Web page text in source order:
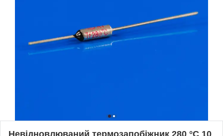
Невідновлюваний термозапобіжник 280 °C 10